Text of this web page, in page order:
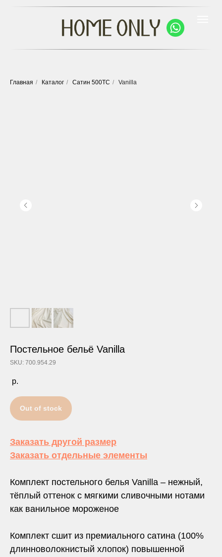
Главная / Каталог / Сатин 500ТС / Vanilla
Постельное бельё Vanilla
SKU: 700.954.29
р.
Out of stock
Заказать другой размер
Заказать отдельные элементы
Комплект постельного белья Vanilla – нежный,
тёплый оттенок с мягкими сливочными нотами
как ванильное мороженое
Комплект сшит из премиального сатина (100%
длинноволокнистый хлопок) повышенной